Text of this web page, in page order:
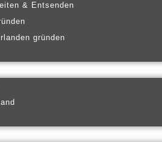
& Entsenden
gründen